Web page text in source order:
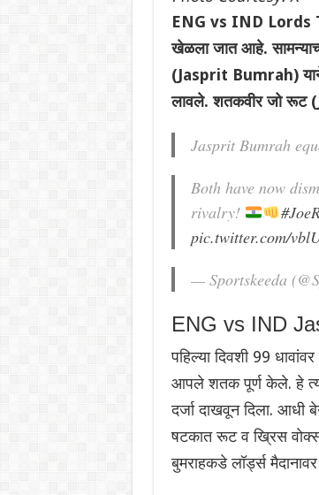
ENG vs IND Lords
खेळला जात आहे.
(Jasprit Bumrah) याने
लावले. शतकवीर जो रूट
Jasprit Bumrah
Both have now
rivalry!
pic.twitter.com/
— Sportskeeda
ENG vs IND
पहिल्या दिवशी 99
आपले शतक पूर्ण केले. हे
दर्जा दाखवून दिला. आधी
षटकात रूट व ख्रिस वोक्स
बुमराहकडे लॉर्ड्स